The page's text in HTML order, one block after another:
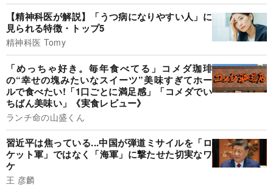
【精神科医が解説】「うつ病になりやすい人」に
見られる特徴・トップ5
精神科医 Tomy
「めっちゃ好き。毎年食べてる」コメダ珈琲
の“幸せの塊みたいなスイーツ”美味すぎてホー
ルで食べたい!「1口ごとに満足感」「コメダでい
ちばん美味い」《実食レビュー》
ランチ命の山盛くん
習近平は焦っている...中国が弾道ミサイルを「ロ
ケット軍」ではなく「海軍」に撃たせた切実なワ
ケ
王 彦麟